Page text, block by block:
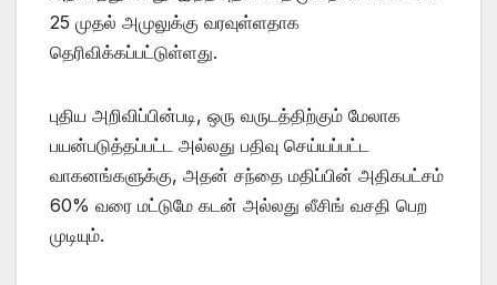
25 முதல் அமுலுக்கு வரவுள்ளதாக
தெரிவிக்கப்பட்டுள்ளது.
புதிய அறிவிப்பின்படி, ஒரு வருடத்திற்கும் மேலாக
பயன்படுத்தப்பட்ட அல்லது பதிவு செய்யப்பட்ட
வாகனங்களுக்கு, அதன் சந்தை மதிப்பின் அதிகபட்சம்
60% வரை மட்டுமே கடன் அல்லது லீசிங் வசதி பெற
முடியும்.